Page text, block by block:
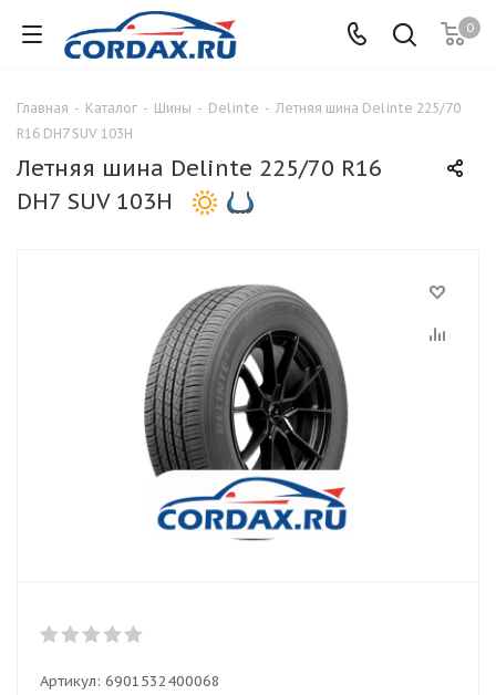
0
Главная - Каталог - Шины - Delinte - Летняя шина Delinte 225/70
R16 DH7 SUV 103H
Летняя шина Delinte 225/70 R16
DH7 SUV 103H
Артикул: 6901532400068